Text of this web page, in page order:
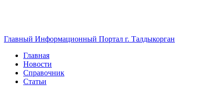
Главный Информационный Портал г. Талдыкорган
Главная
Новости
Справочник
Статьи